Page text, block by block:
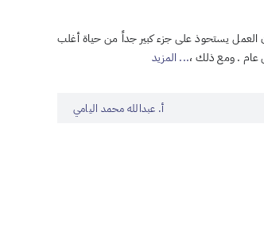
العمل يستحوذ على جزء كبير جداً من حياة أغلب
عام . ومع ذلك ،... المزيد
أ. عبدالله محمد اليامي